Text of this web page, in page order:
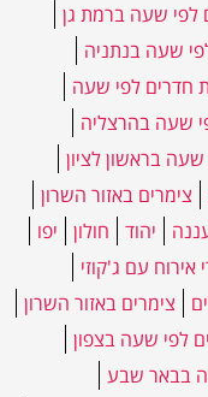
לפי שעה ברמת גן
שעה בנתניה
חדרים לפי שעה
שעה בהרצליה
בראשון לציון
צימרים באזור השרון
יהוד חולון
יפו
אירוח עם ג'קוזי
צימרים באזור השרון
לפי שעה בצפון
בבאר שבע